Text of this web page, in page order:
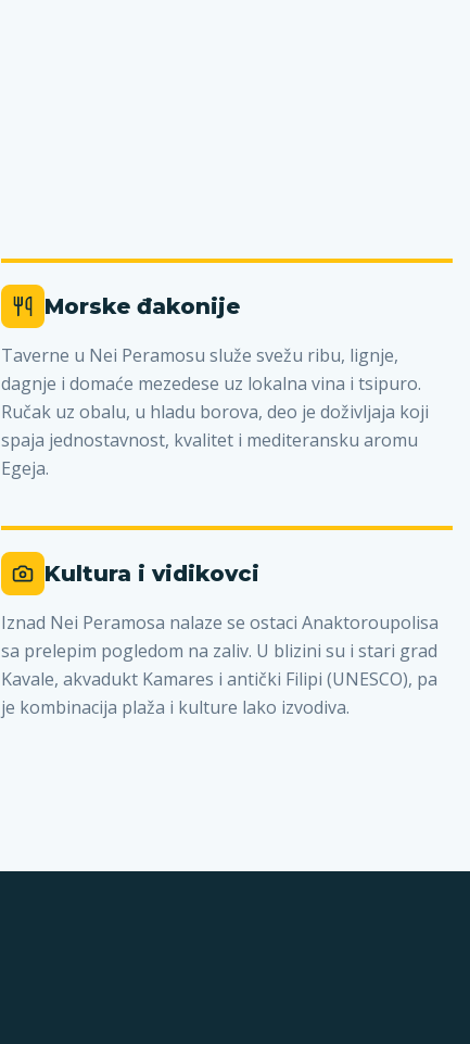
Morske đakonije
Taverne u Nei Peramosu služe svežu ribu, lignje,
dagnje i domaće mezedese uz lokalna vina i tsipuro.
Ručak uz obalu, u hladu borova, deo je doživljaja koji
spaja jednostavnost, kvalitet i mediteransku aromu
Egeja.
Kultura i vidikovci
Iznad Nei Peramosa nalaze se ostaci Anaktoroupolisa
sa prelepim pogledom na zaliv. U blizini su i stari grad
Kavale, akvadukt Kamares i antički Filipi (UNESCO), pa
je kombinacija plaža i kulture lako izvodiva.